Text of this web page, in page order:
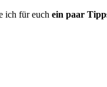
ich für euch ein paar